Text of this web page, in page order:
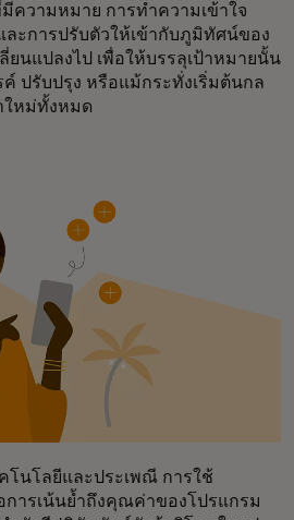
ความหมาย การทำความเข้าใจ
ะการปรับตัวให้เข้ากับภูมิทัศน์ของ
นแปลงไป เพื่อให้บรรลุเป้าหมายนั้น
ค์ ปรับปรุง หรือแม้กระทั่งเริ่มต้นกล
ใหม่ทั้งหมด
โนโลยีและประเพณี การใช้
ารเน้นย้ำถึงคุณค่าของโปรแกรม